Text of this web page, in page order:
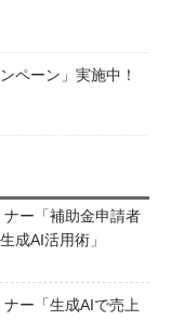
ペーン」実施中！
ナー「補助金申請者
成AI活用術」
ナー「生成AIで売上